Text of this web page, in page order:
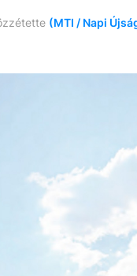
(MTI / Napi